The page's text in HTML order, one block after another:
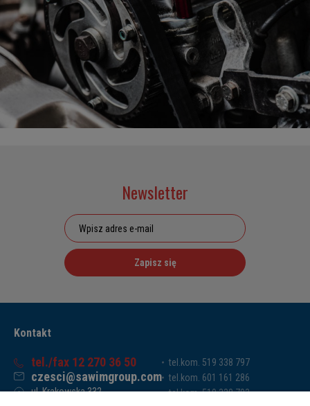
Newsletter
Zapisz się
Kontakt
tel./fax 12 270 36 50
czesci@sawimgroup.com
ul. Krakowska 332,
tel.kom. 519 338 797
tel.kom. 601 161 286
tel.kom. 519 338 793